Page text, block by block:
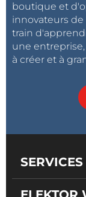
boutique et
innovateurs de
train
une
à créer et à
SERVICES